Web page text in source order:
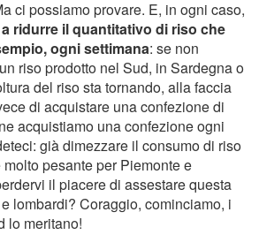
ci possiamo provare. E, in ogni caso,
ridurre il quantitativo di riso che
ogni settimana: se non
riso prodotto nel Sud, in Sardegna o
del riso sta tornando, alla faccia
di acquistare una confezione di
acquistiamo una confezione ogni
già dimezzare il consumo di riso
pesante per Piemonte e
il piacere di assestare questa
e lombardi? Coraggio, cominciamo, i
lo meritano!